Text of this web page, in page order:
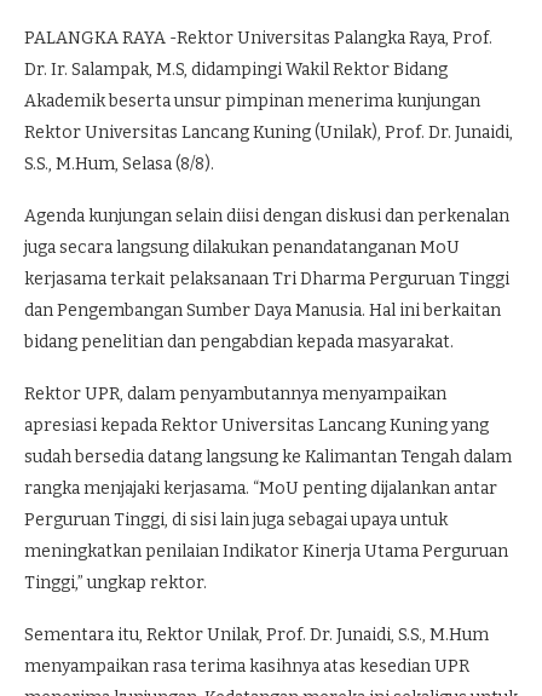
PALANGKA RAYA -Rektor Universitas Palangka Raya, Prof.
Dr. Ir. Salampak, M.S, didampingi Wakil Rektor Bidang
Akademik beserta unsur pimpinan menerima kunjungan
Rektor Universitas Lancang Kuning (Unilak), Prof. Dr. Junaidi,
S.S., M.Hum, Selasa (8/8).
Agenda kunjungan selain diisi dengan diskusi dan perkenalan
juga secara langsung dilakukan penandatanganan MoU
kerjasama terkait pelaksanaan Tri Dharma Perguruan Tinggi
dan Pengembangan Sumber Daya Manusia. Hal ini berkaitan
bidang penelitian dan pengabdian kepada masyarakat.
Rektor UPR, dalam penyambutannya menyampaikan
apresiasi kepada Rektor Universitas Lancang Kuning yang
sudah bersedia datang langsung ke Kalimantan Tengah dalam
rangka menjajaki kerjasama. “MoU penting dijalankan antar
Perguruan Tinggi, di sisi lain juga sebagai upaya untuk
meningkatkan penilaian Indikator Kinerja Utama Perguruan
Tinggi,” ungkap rektor.
Sementara itu, Rektor Unilak, Prof. Dr. Junaidi, S.S., M.Hum
menyampaikan rasa terima kasihnya atas kesedian UPR